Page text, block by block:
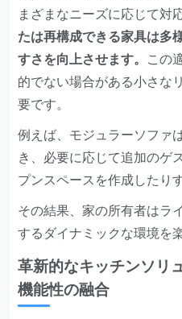
まざまなニーズに応じて対
たは再構成できる家具は多
すさを向上させます。
この
的でない場合がある小さな
要です。
例えば、モジュラーソファ
き、必要に応じて追加のゲ
プンスペースを作成したり
その結果、家の所有者はラ
するダイナミックな環境を
革新的なキッチンソリ
機能性の融合